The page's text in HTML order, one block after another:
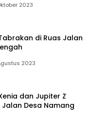
2023
di Ruas Jalan
2023
dan Jupiter Z
Desa Namang